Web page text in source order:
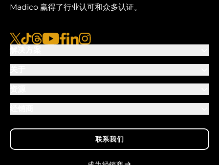
Madico 赢得了行业认可和众多认证。
联系我们